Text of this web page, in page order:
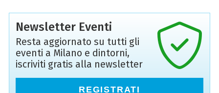
Newsletter Eventi
Resta aggiornato su tutti gli
eventi a Milano e dintorni,
iscriviti gratis alla newsletter
REGISTRATI